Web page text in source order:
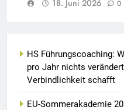
18. Juni 2026
0
HS Führungscoaching:
pro Jahr nichts
Verbindlichkeit schafft
EU-Sommerakademie